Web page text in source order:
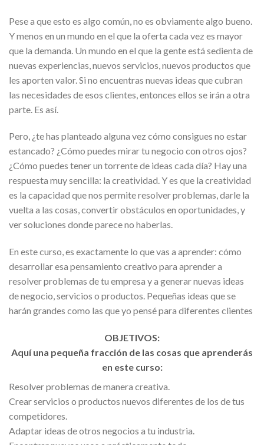
Pese a que esto es algo común, no es obviamente algo bueno.
Y menos en un mundo en el que la oferta cada vez es mayor
que la demanda. Un mundo en el que la gente está sedienta de
nuevas experiencias, nuevos servicios, nuevos productos que
les aporten valor. Si no encuentras nuevas ideas que cubran
las necesidades de esos clientes, entonces ellos se irán a otra
parte. Es así.
Pero, ¿te has planteado alguna vez cómo consigues no estar
estancado? ¿Cómo puedes mirar tu negocio con otros ojos?
¿Cómo puedes tener un torrente de ideas cada día? Hay una
respuesta muy sencilla: la creatividad. Y es que la creatividad
es la capacidad que nos permite resolver problemas, darle la
vuelta a las cosas, convertir obstáculos en oportunidades, y
ver soluciones donde parece no haberlas.
En este curso, es exactamente lo que vas a aprender: cómo
desarrollar esa pensamiento creativo para aprender a
resolver problemas de tu empresa y a generar nuevas ideas
de negocio, servicios o productos. Pequeñas ideas que se
harán grandes como las que yo pensé para diferentes clientes
OBJETIVOS:
Aquí una pequeña fracción de las cosas que aprenderás
en este curso:
Resolver problemas de manera creativa.
Crear servicios o productos nuevos diferentes de los de tus
competidores.
Adaptar ideas de otros negocios a tu industria.